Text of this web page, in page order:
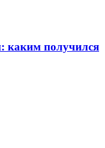
каким получился